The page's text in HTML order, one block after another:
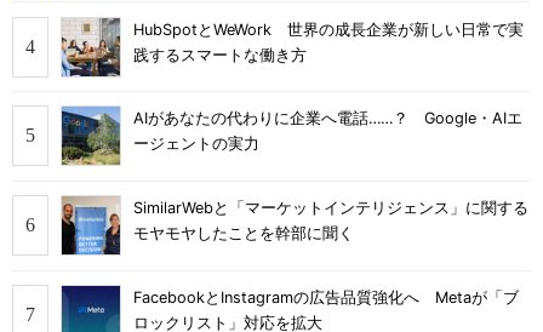
HubSpotとWeWork 世界の成長企業が新しい日常で実
践するスマートな働き方
AIがあなたの代わりに企業へ電話……？ Google・AIエ
ージェントの実力
SimilarWebと「マーケットインテリジェンス」に関する
モヤモヤしたことを幹部に聞く
FacebookとInstagramの広告品質強化へ Metaが「ブ
ロックリスト」対応を拡大